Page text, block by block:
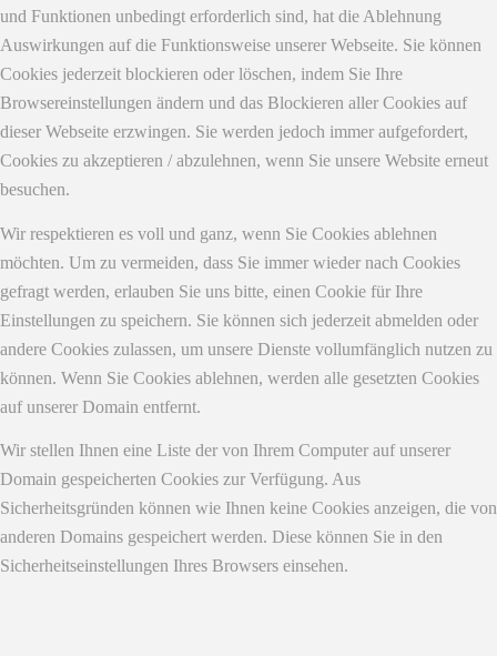
und Funktionen unbedingt erforderlich sind, hat die Ablehnung
Auswirkungen auf die Funktionsweise unserer Webseite. Sie können
Cookies jederzeit blockieren oder löschen, indem Sie Ihre
Browsereinstellungen ändern und das Blockieren aller Cookies auf
dieser Webseite erzwingen. Sie werden jedoch immer aufgefordert,
Cookies zu akzeptieren / abzulehnen, wenn Sie unsere Website erneut
besuchen.
Wir respektieren es voll und ganz, wenn Sie Cookies ablehnen
möchten. Um zu vermeiden, dass Sie immer wieder nach Cookies
gefragt werden, erlauben Sie uns bitte, einen Cookie für Ihre
Einstellungen zu speichern. Sie können sich jederzeit abmelden oder
andere Cookies zulassen, um unsere Dienste vollumfänglich nutzen zu
können. Wenn Sie Cookies ablehnen, werden alle gesetzten Cookies
auf unserer Domain entfernt.
Wir stellen Ihnen eine Liste der von Ihrem Computer auf unserer
Domain gespeicherten Cookies zur Verfügung. Aus
Sicherheitsgründen können wie Ihnen keine Cookies anzeigen, die von
anderen Domains gespeichert werden. Diese können Sie in den
Sicherheitseinstellungen Ihres Browsers einsehen.